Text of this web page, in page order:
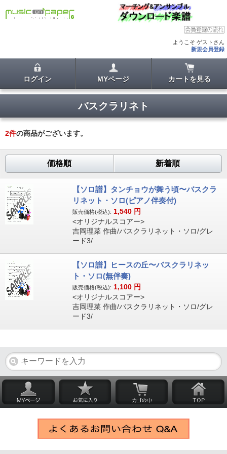
ようこそ ゲストさん
新規会員登録
ログイン MYページ カートを見る
バスクラリネト
2件の商品がございます。
価格順 新着順
【ソロ譜】タンチョウが舞う頃〜バスクラ
リネット・ソロ(ピアノ伴奏付)
販売価格(税込): 1,540 円
<オリジナルスコアー>
吉岡理菜 作曲/バスクラリネット・ソロ/グレ
ード3/
【ソロ譜】ヒースの丘〜バスクラリネッ
ト・ソロ(無伴奏)
販売価格(税込): 1,100 円
<オリジナルスコアー>
吉岡理菜 作曲/バスクラリネット・ソロ/グレ
ード3/